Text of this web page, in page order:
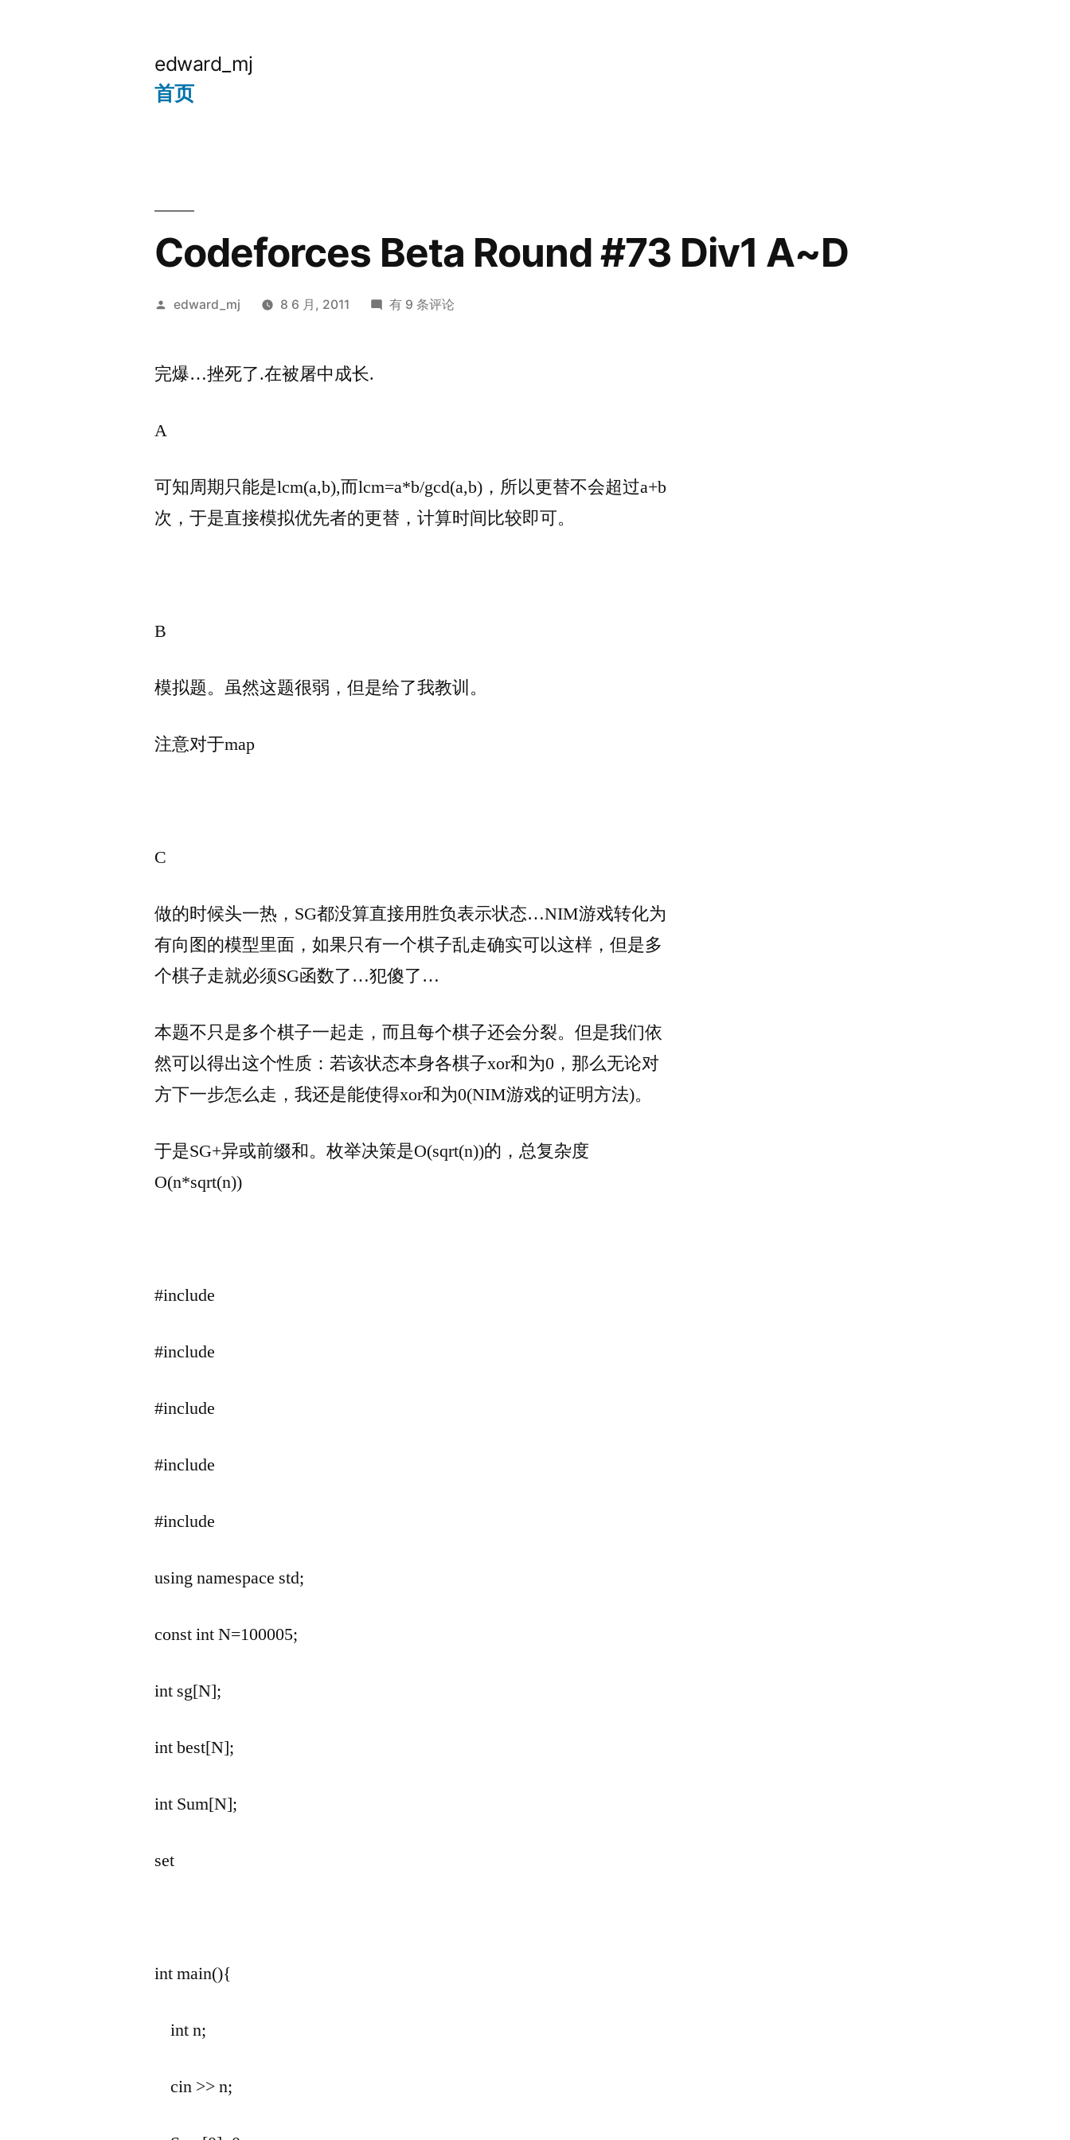
edward_mj
首页
Codeforces Beta Round #73 Div1 A~D
发
edward_mj 8 6 月, 2011
Codeforces
有 9 条评论
完爆…挫死了.在被屠中成长.
A
可知周期只能是lcm(a,b),而lcm=a*b/gcd(a,b)，所以更替不会超过a+b
次，于是直接模拟优先者的更替，计算时间比较即可。
B
模拟题。虽然这题很弱，但是给了我教训。
注意对于map
C
做的时候头一热，SG都没算直接用胜负表示状态…NIM游戏转化为
有向图的模型里面，如果只有一个棋子乱走确实可以这样，但是多
个棋子走就必须SG函数了…犯傻了…
本题不只是多个棋子一起走，而且每个棋子还会分裂。但是我们依
然可以得出这个性质：若该状态本身各棋子xor和为0，那么无论对
方下一步怎么走，我还是能使得xor和为0(NIM游戏的证明方法)。
于是SG+异或前缀和。枚举决策是O(sqrt(n))的，总复杂度
O(n*sqrt(n))
#include
#include
#include
#include
#include
using namespace std;
const int N=100005;
int sg[N];
int best[N];
int Sum[N];
set
int main(){
int n;
cin >> n;